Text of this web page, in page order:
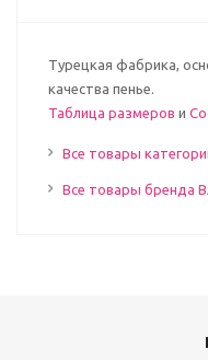
Турецкая фабрика,
качества пенье.
Таблица размеров и
Все товары
Все товары бренда